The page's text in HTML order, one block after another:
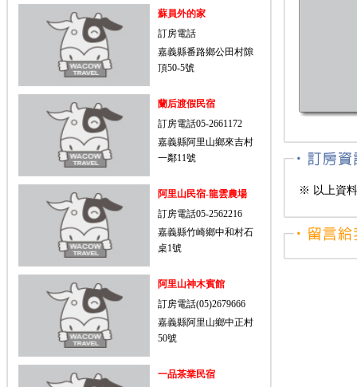
蘇員外的家
訂房電話
嘉義縣番路鄉公田村隙
頂50-5號
蘭后渡假民宿
訂房電話05-2661172
嘉義縣阿里山鄉來吉村
一鄰11號
阿里山民宿-龍雲農場
訂房電話05-2562216
嘉義縣竹崎鄉中和村石
桌1號
阿里山神木賓館
訂房電話(05)2679666
嘉義縣阿里山鄉中正村
50號
一品茶業民宿
※ 以上資